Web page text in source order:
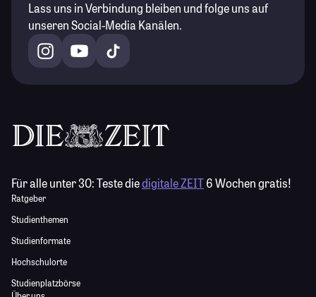
Lass uns in Verbindung bleiben und folge uns auf
unseren Social-Media Kanälen.
Für alle unter 30:Teste diedigitale ZEIT6 Wochen gratis!
Ratgeber
Studienthemen
Studienformate
Hochschulorte
Studienplatzbörse